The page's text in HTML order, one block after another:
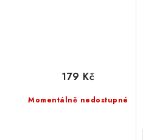
Momentálně nedostupné
179 Kč